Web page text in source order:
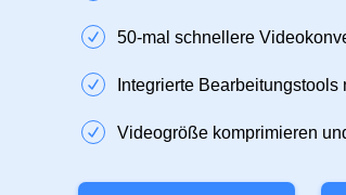
50‑mal schnellere
Integrierte
Videogröße komprimieren